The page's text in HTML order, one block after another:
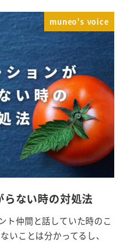
muneo's voice
らない時の対処法
ト仲間と話していた時のこ
いことは分かってるし、